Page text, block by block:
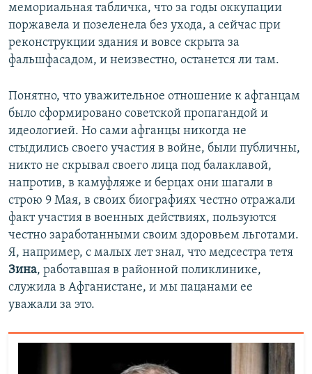
мемориальная табличка, что за годы оккупации
поржавела и позеленела без ухода, а сейчас при
реконструкции здания и вовсе скрыта за
фальшфасадом, и неизвестно, останется ли там.
Понятно, что уважительное отношение к афганцам
было сформировано советской пропагандой и
идеологией. Но сами афганцы никогда не
стыдились своего участия в войне, были публичны,
никто не скрывал своего лица под балаклавой,
напротив, в камуфляже и берцах они шагали в
строю 9 Мая, в своих биографиях честно отражали
факт участия в военных действиях, пользуются
честно заработанными своим здоровьем льготами.
Я, например, с малых лет знал, что медсестра тетя
Зина, работавшая в районной поликлинике,
служила в Афганистане, и мы пацанами ее
уважали за это.